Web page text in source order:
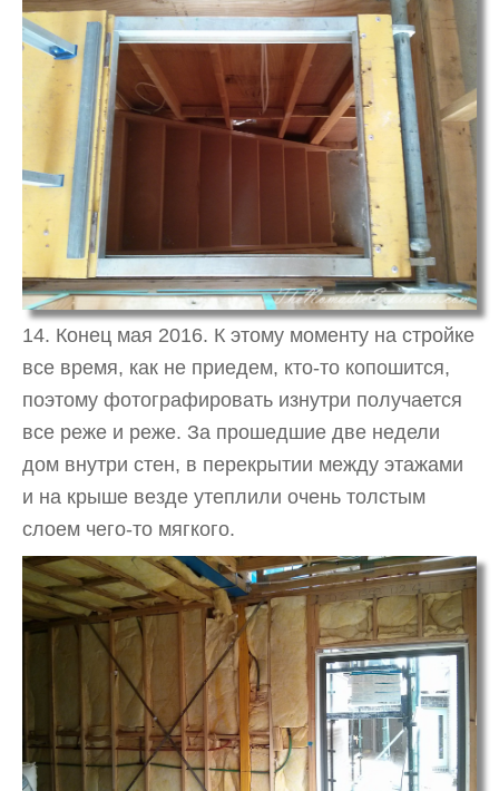
14. Конец мая 2016. К этому моменту на стройке
все время, как не приедем, кто-то копошится,
поэтому фотографировать изнутри получается
все реже и реже. За прошедшие две недели
дом внутри стен, в перекрытии между этажами
и на крыше везде утеплили очень толстым
слоем чего-то мягкого.